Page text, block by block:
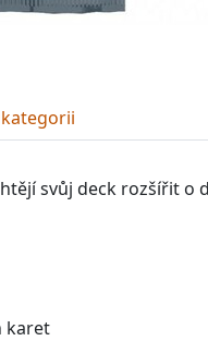
svůj deck rozšířit o
karet